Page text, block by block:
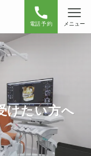
電話予約 メニュー
けたい方へ